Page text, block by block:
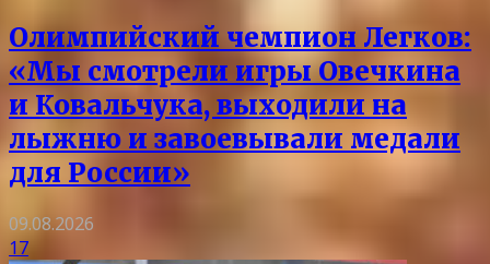
Олимпийский чемпион Легков:
«Мы смотрели игры Овечкина
и Ковальчука, выходили на
лыжню и завоевывали медали
для России»
09.08.2026
17